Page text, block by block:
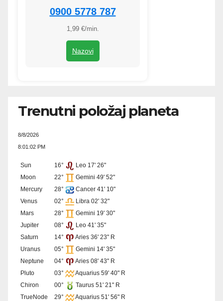
0900 5778 787
1,99 €/min.
Nazovi
Trenutni položaj planeta
8/8/2026
8:01:02 PM
Sun 16°
Leo 17' 26"
Moon
22°
Gemini 49' 52"
Mercury
28°
Cancer 41' 10"
Venus
02°
Libra 02' 32"
Mars
28°
Gemini 19' 30"
Jupiter
08°
Leo 41' 35"
Saturn
14°
Aries 36' 23" R
Uranus
05°
Gemini 14' 35"
Neptune
04°
Aries 08' 43" R
Pluto
03°
Aquarius 59' 40" R
Chiron
00°
Taurus 51' 21" R
TrueNode
29° Aquarius 51' 56" R